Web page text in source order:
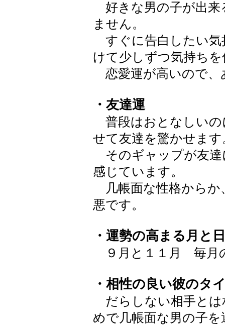
好きな男の子が出来
ません。
すぐに告白したい気
けて少しずつ気持ち
恋愛運が高いので、
・友達運
普段はおとなしいの
せて友達を驚かせます
そのギャップが友達
感じています。
几帳面な性格からか
悪です。
・運勢の高まる月と
９月と１１月 毎月
・相性の良い彼のタ
だらしない相手とは
めで几帳面な男の子